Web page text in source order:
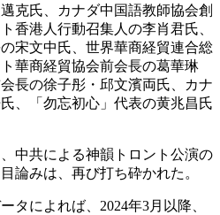
克氏、カナダ中国語教師協会創
香港人行動召集人の李肖君氏、
宋文中氏、世界華商経貿連合総
華商経貿協会前会長の葛華琳
長の徐子彤・邱文濱両氏、カナ
、「勿忘初心」代表の黄兆昌氏
中共による神韻トロント公演の
論みは、再び打ち砕かれた。
タによれば、2024年3月以降、